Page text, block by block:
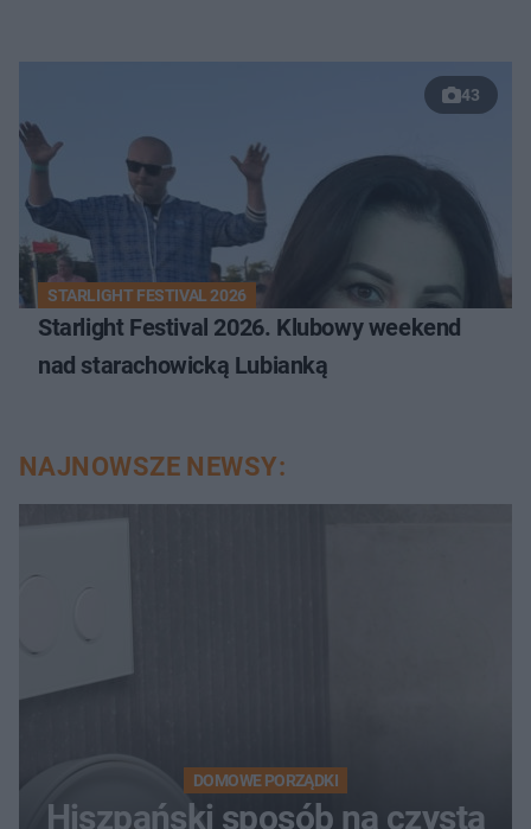
43
STARLIGHT FESTIVAL 2026
Starlight Festival 2026. Klubowy weekend
nad starachowicką Lubianką
NAJNOWSZE NEWSY:
DOMOWE PORZĄDKI
Hiszpański sposób na czystą